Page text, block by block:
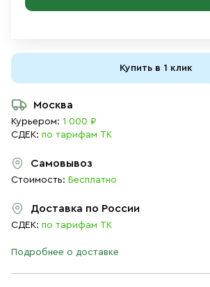
Купить в 1 клик
Москва
Курьером: 1 000 ₽
СДЕК: по тарифам ТК
Самовывоз
Стоимость: Бесплатно
Доставка по России
СДЕК: по тарифам ТК
Подробнее о доставке